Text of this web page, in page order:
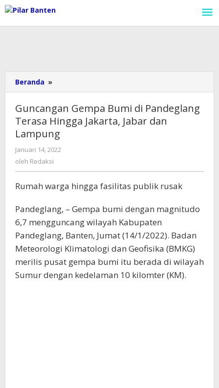
Lewati
ke
konten
Beranda »
Gempa
di
Pandeglang
Terasa
Jakarta,
dan
Lampung
Guncangan Gempa Bumi di Pandeglang
Terasa Hingga Jakarta, Jabar dan
Lampung
Januari 14, 2022
oleh Redaksi
Rumah warga hingga fasilitas publik rusak
Pandeglang, – Gempa bumi dengan magnitudo
6,7 mengguncang wilayah Kabupaten
Pandeglang, Banten, Jumat (14/1/2022). Badan
Meteorologi Klimatologi dan Geofisika (BMKG)
merilis pusat gempa bumi itu berada di wilayah
Sumur dengan kedelaman 10 kilomter (KM).